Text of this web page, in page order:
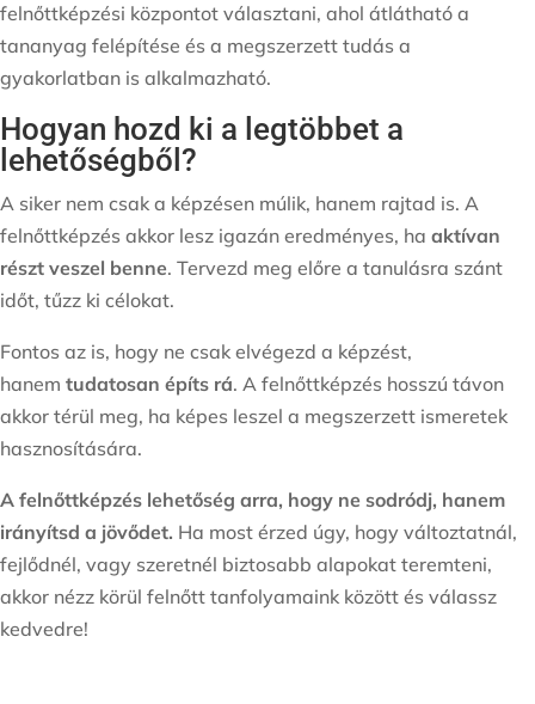
felnőttképzési központot választani, ahol átlátható a
tananyag felépítése és a megszerzett tudás a
gyakorlatban is alkalmazható.
Hogyan hozd ki a legtöbbet a
lehetőségből?
A siker nem csak a képzésen múlik, hanem rajtad is. A
felnőttképzés akkor lesz igazán eredményes, ha aktívan
részt veszel benne. Tervezd meg előre a tanulásra szánt
időt, tűzz ki célokat.
Fontos az is, hogy ne csak elvégezd a képzést,
hanem tudatosan építs rá. A felnőttképzés hosszú távon
akkor térül meg, ha képes leszel a megszerzett ismeretek
hasznosítására.
A felnőttképzés lehetőség arra, hogy ne sodródj, hanem
irányítsd a jövődet. Ha most érzed úgy, hogy változtatnál,
fejlődnél, vagy szeretnél biztosabb alapokat teremteni,
akkor nézz körül felnőtt tanfolyamaink között és válassz
kedvedre!